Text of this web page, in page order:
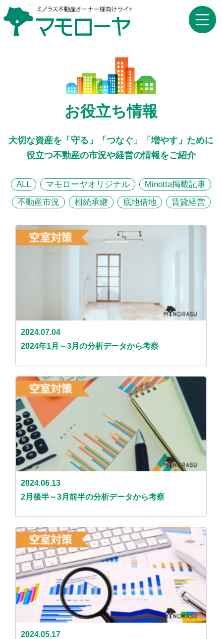
toggle
お役立ち情報
大切な資産を「守る」「つなぐ」「増やす」ために
役立つ不動産の市況や経営の情報をご紹介
ALL マモローヤオリジナル
Minotta掲載記事
不動産市況
相続承継 底地借地 賃貸経営
2024.07.04
2024年1月～3月の分析データから考察
2024.06.13
2月後半～3月前半の分析データから考察
2024.05.17